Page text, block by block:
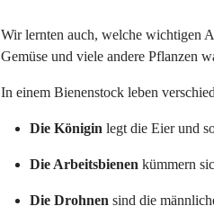
Wir lernten auch, welche wichtigen
Gemüse und viele andere Pflanzen
In einem Bienenstock leben
Die Königin legt die Eier und
Die Arbeitsbienen kümmern
Die Drohnen sind die